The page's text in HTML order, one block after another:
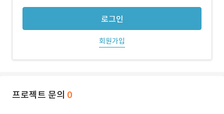
로그인
회원가입
프로젝트 문의 0